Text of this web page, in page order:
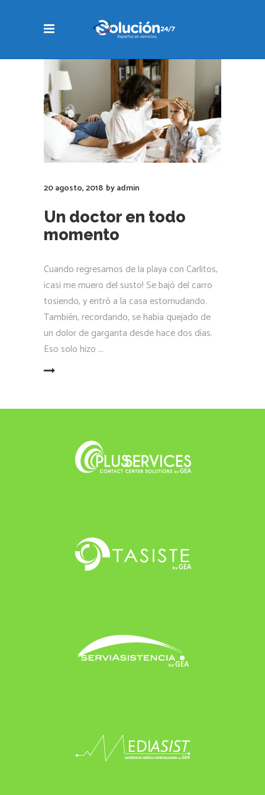
20 agosto, 2018 byadmin
Un doctor en todo
momento
Cuando regresamos de la playa con Carlitos,
¡casi me muero del susto! Se bajó del carro
tosiendo, y entró a la casa estornudando.
También, recordando, se había quejado de
un dolor de garganta desde hace dos días.
Eso solo hizo